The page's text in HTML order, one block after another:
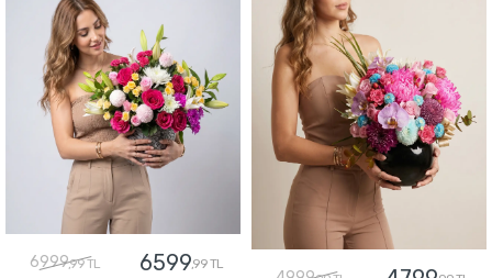
6999,99 TL 6599,99 TL